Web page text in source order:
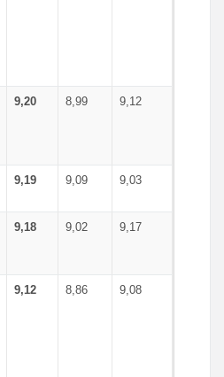
9,20 8,99 9,12
9,19 9,09 9,03
9,18 9,02 9,17
9,12 8,86 9,08